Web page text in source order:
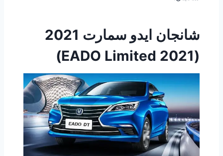
شانجان ايدو سمارت 2021
(EADO Limited 2021)